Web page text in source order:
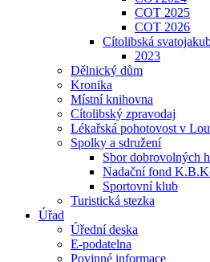
COT 2025
COT 2026
Cítolibská
2023
Dělnický dům
Kronika
Místní knihovna
Cítolibský zpravodaj
Lékařská pohotovost v
Spolky a sdružení
Sbor dobrovolných
Nadační fond
Sportovní klub
Turistická stezka
Úřad
Úřední deska
E-podatelna
Povinné informace